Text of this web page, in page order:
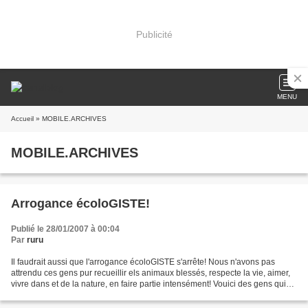
Publicité
MENU
Accueil » MOBILE.ARCHIVES
MOBILE.ARCHIVES
Arrogance écoloGISTE!
Publié le 28/01/2007 à 00:04
Par ruru
Il faudrait aussi que l'arrogance écoloGISTE s'arrête! Nous n'avons pas
attrendu ces gens pur recueillir els animaux blessés, respecte la vie, aimer,
vivre dans et de la nature, en faire partie intensément! Vouici des gens qui